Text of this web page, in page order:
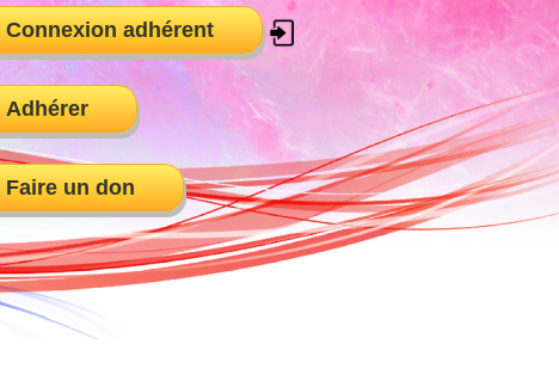
Connexion adhérent
Adhérer
Faire un don